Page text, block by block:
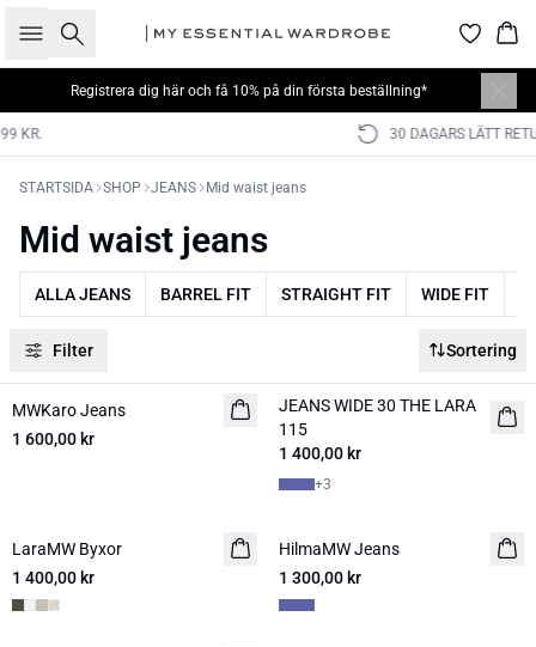
Sök
Registrera dig här och få 10% på din första beställning*
30 DAGARS LÄTT RETUR
STARTSIDA SHOP JEANS Mid waist jeans
Mid waist jeans
ALLA JEANS BARREL FIT STRAIGHT FIT WIDE FIT
Filter Sortering
NYHET
MWKaro Jeans
1 600,00 kr
NYHET
JEANS WIDE 30 THE LARA
115
1 400,00 kr
+3
NYHET
LaraMW Byxor
1 400,00 kr
NYHET
HilmaMW Jeans
1 300,00 kr